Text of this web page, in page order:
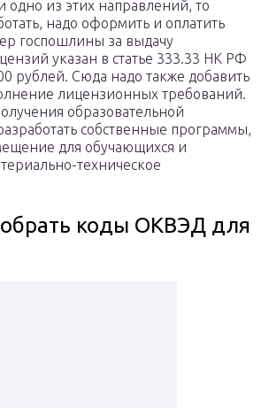
одно из этих направлений, то
надо оформить и оплатить
госпошлины за выдачу
указан в статье 333.33 НК РФ
рублей. Сюда надо также добавить
лицензионных требований.
образовательной
собственные программы,
для обучающихся и
техническое
коды ОКВЭД для